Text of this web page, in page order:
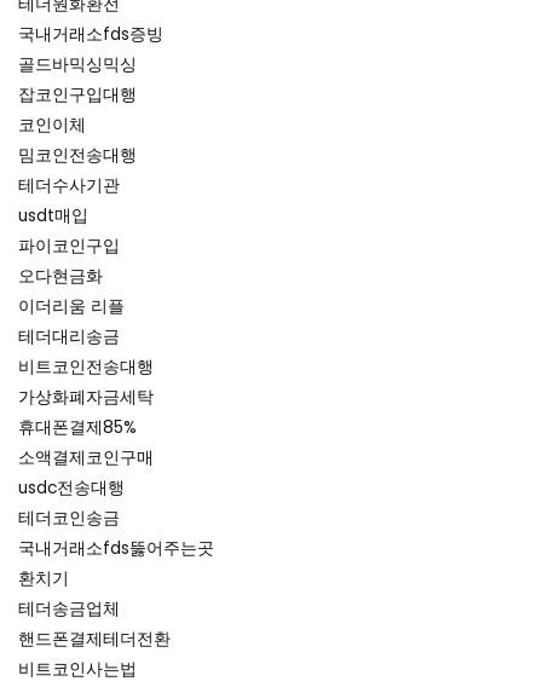
국내거래소fds증빙
골드바믹싱믹싱
잡코인구입대행
코인이체
밈코인전송대행
테더수사기관
usdt매입
파이코인구입
오다현금화
이더리움 리플
테더대리송금
비트코인전송대행
가상화폐자금세탁
휴대폰결제85%
소액결제코인구매
usdc전송대행
테더코인송금
국내거래소fds뚫어주는곳
환치기
테더송금업체
핸드폰결제테더전환
비트코인사는법